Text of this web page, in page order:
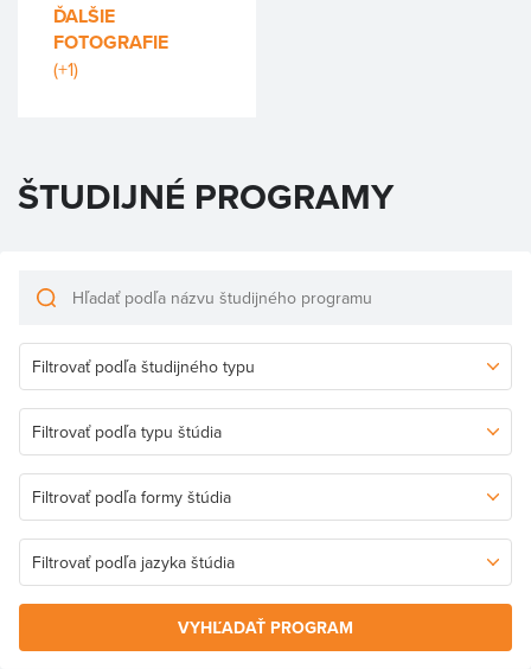
ĎALŠIE
FOTOGRAFIE
(+1)
ŠTUDIJNÉ PROGRAMY
VYHĽADAŤ PROGRAM